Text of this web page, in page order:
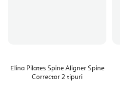
Elina Pilates Spine Aligner Spine
Corrector 2 tipuri